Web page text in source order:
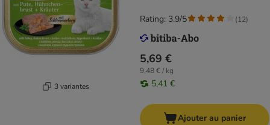
3 variantes
5,69 €
9,48 € / kg
5,41 €
Rating: 3.9/5 (12)
Ajouter au panier